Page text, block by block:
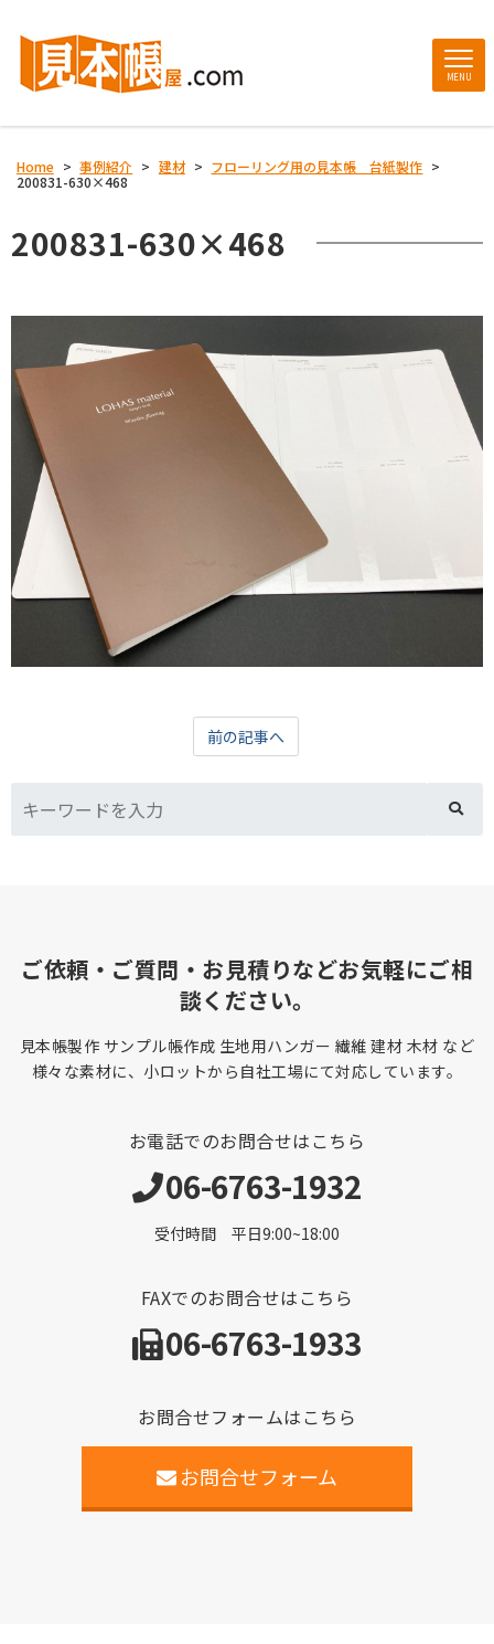
MENU
Home > 事例紹介 > 建材 > フローリング用の見本帳 台紙製作 >
200831-630×468
200831-630×468
前の記事へ
ご依頼・ご質問・お見積りなどお気軽にご相
談ください。
見本帳製作 サンプル帳作成 生地用ハンガー 繊維 建材 木材 など
様々な素材に、小ロットから自社工場にて対応しています。
お電話でのお問合せはこちら
06-6763-1932
受付時間 平日9:00~18:00
FAXでのお問合せはこちら
06-6763-1933
お問合せフォームはこちら
お問合せフォーム